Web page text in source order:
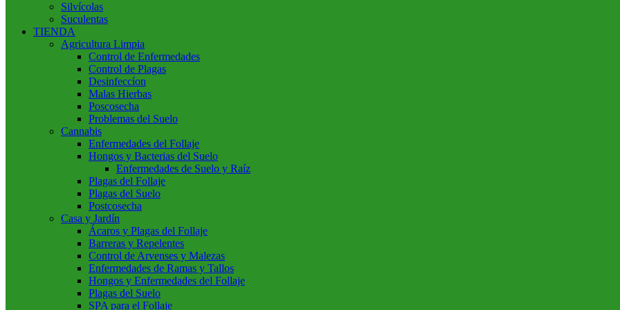
Silvícolas
Suculentas
TIENDA
Agricultura Limpia
Control de Enfermedades
Control de Plagas
Desinfeccíon
Malas Hierbas
Poscosecha
Problemas del Suelo
Cannabis
Enfermedades del Follaje
Hongos y Bacterias del Suelo
Enfermedades de Suelo y Raíz
Plagas del Follaje
Plagas del Suelo
Postcosecha
Casa y Jardín
Ácaros y Plagas del Follaje
Barreras y Repelentes
Control de Arvenses y Malezas
Enfermedades de Ramas y Tallos
Hongos y Enfermedades del Follaje
Plagas del Suelo
SPA para el Follaje